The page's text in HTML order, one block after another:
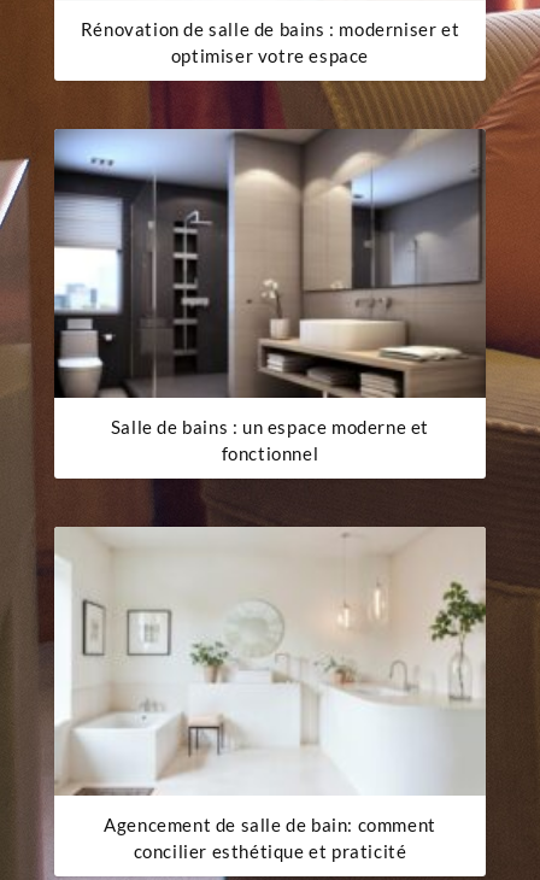
Rénovation de salle de bains : moderniser et
optimiser votre espace
Salle de bains : un espace moderne et
fonctionnel
Agencement de salle de bain: comment
concilier esthétique et praticité